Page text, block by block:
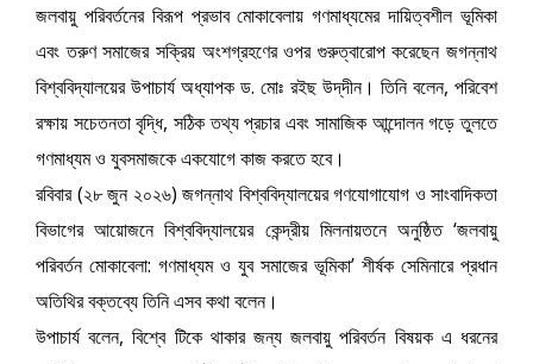
জলবায়ু পরিবর্তনের বিরূপ প্রভাব মোকাবেলায় গণমাধ্যমের দায়িত্বশীল ভূমিকা
এবং তরুণ সমাজের সক্রিয় অংশগ্রহণের ওপর গুরুত্বারোপ করেছেন জগন্নাথ
বিশ্ববিদ্যালয়ের উপাচার্য অধ্যাপক ড. মোঃ রইছ উদ্‌দীন। তিনি বলেন, পরিবেশ
রক্ষায় সচেতনতা বৃদ্ধি, সঠিক তথ্য প্রচার এবং সামাজিক আন্দোলন গড়ে তুলতে
গণমাধ্যম ও যুবসমাজকে একযোগে কাজ করতে হবে।
রবিবার (২৮ জুন ২০২৬) জগন্নাথ বিশ্ববিদ্যালয়ের গণযোগাযোগ ও সাংবাদিকতা
বিভাগের আয়োজনে বিশ্ববিদ্যালয়ের কেন্দ্রীয় মিলনায়তনে অনুষ্ঠিত ‘জলবায়ু
পরিবর্তন মোকাবেলা: গণমাধ্যম ও যুব সমাজের ভূমিকা’ শীর্ষক সেমিনারে প্রধান
অতিথির বক্তব্যে তিনি এসব কথা বলেন।
উপাচার্য বলেন, বিশ্বে টিকে থাকার জন্য জলবায়ু পরিবর্তন বিষয়ক এ ধরনের